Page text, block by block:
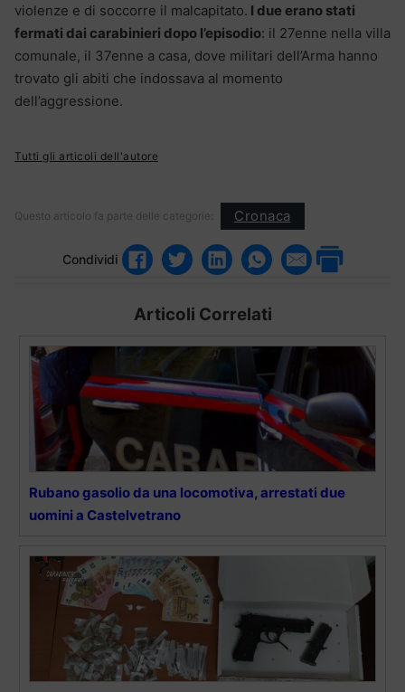
violenze e di soccorre il malcapitato. I due erano stati
fermati dai carabinieri dopo l’episodio: il 27enne nella villa
comunale, il 37enne a casa, dove militari dell’Arma hanno
trovato gli abiti che indossava al momento
dell’aggressione.
Tutti gli articoli dell'autore
Questo articolo fa parte delle categorie: Cronaca
Condividi
Articoli Correlati
Rubano gasolio da una locomotiva, arrestati due
uomini a Castelvetrano